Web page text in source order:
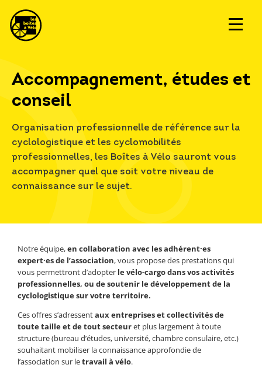
Accompagnement, études et
conseil
Organisation professionnelle de référence sur la
cyclologistique et les cyclomobilités
professionnelles, les Boîtes à Vélo sauront vous
accompagner quel que soit votre niveau de
connaissance sur le sujet.
Notre équipe,en collaboration avec les adhérent·es
expert·es de l’association, vous propose des prestations qui
vous permettront d’adopter le vélo-cargo dans vos activités
professionnelles, ou de soutenir le développement de la
cyclologistique sur votre territoire.
Ces offres s’adressentaux entreprises et collectivités de
toute taille et de tout secteuret plus largement à toute
structure (bureau d’études, université, chambre consulaire, etc.)
souhaitant mobiliser la connaissance approfondie de
l’association sur letravail à vélo.